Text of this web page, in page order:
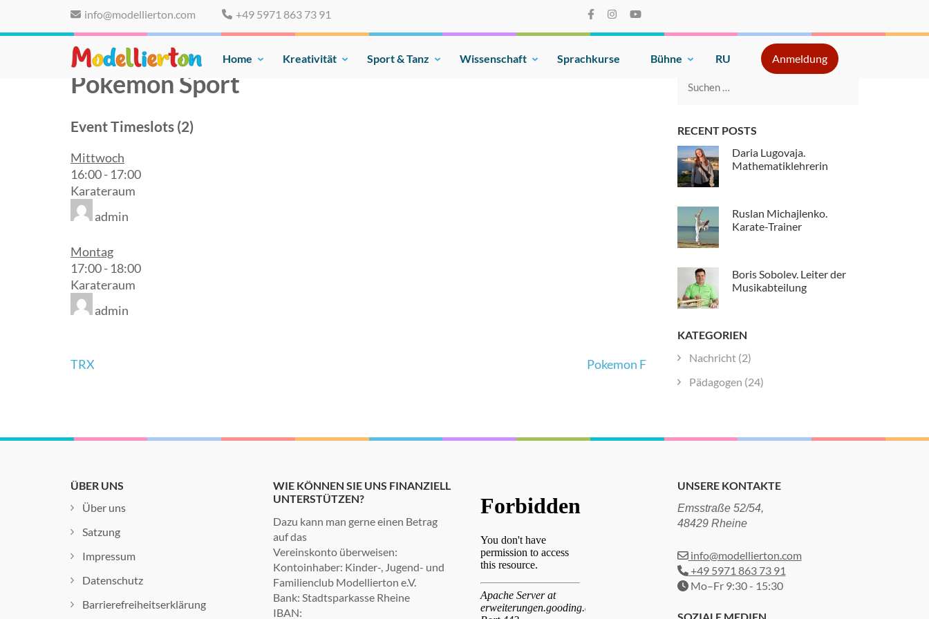
content
info@modellierton.com +49 5971 863 73 91
Familienclub Modellierton e.V.
Home Kreativität Sport & Tanz Wissenschaft Sprachkurse Bühne RU Anmeldung
Pokemon Sport
Event Timeslots (2)
Mittwoch
16:00- 17:00
Karateraum
admin
Montag
17:00- 18:00
Karateraum
admin
Beitrags-
TRX Pokemon F
Suche
RECENT POSTS
Daria Lugovaja.
Mathematiklehrerin
Ruslan Michajlenko.
Karate-Trainer
Boris Sobolev. Leiter der
Musikabteilung
KATEGORIEN
Nachricht(2)
Pädagogen (24)
ÜBER UNS
Über uns
Satzung
Impressum
Datenschutz
Barrierefreiheitserklärung
WIE KÖNNEN SIE UNS FINANZIELL
UNTERSTÜTZEN?
Dazu kann man gerne einen Betrag
auf das
Vereinskonto überweisen:
Kontoinhaber: Kinder-, Jugend- und
Familienclub Modellierton e.V.
Bank: Stadtsparkasse Rheine
IBAN:
UNSERE KONTAKTE
Emsstraße 52/54,
48429 Rheine
info@modellierton.com
+49 5971 863 73 91
Mo–Fr 9:30 - 15:30